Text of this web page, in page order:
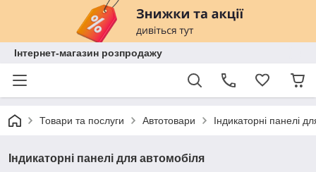
Інтернет-магазин розпродажу
Товари та послуги Автотовари Індикаторні панелі
Індикаторні панелі для автомобіля